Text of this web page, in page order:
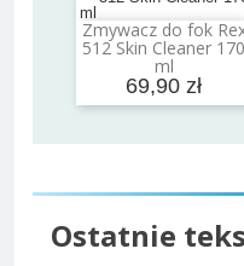
Zmywacz do fok
512 Skin Cleaner 170
ml
69,90 zł
Dodaj do koszyka
Ostatnie